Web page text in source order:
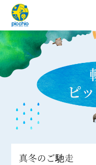
真冬のご馳走